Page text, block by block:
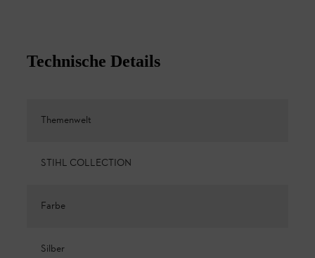
Technische Details
Themenwelt
STIHL COLLECTION
Farbe
Silber